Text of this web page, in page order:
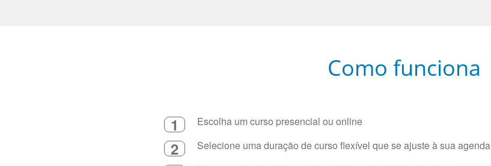
Como funciona
1 Escolha um curso presencial ou online
2 Selecione uma duração de curso flexível que se ajuste à sua agenda